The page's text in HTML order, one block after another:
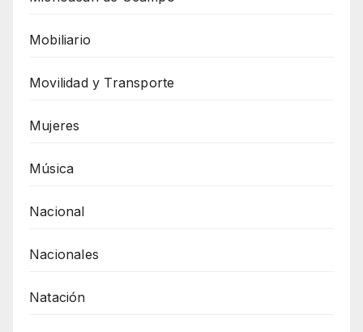
Mobiliario
Movilidad y Transporte
Mujeres
Música
Nacional
Nacionales
Natación